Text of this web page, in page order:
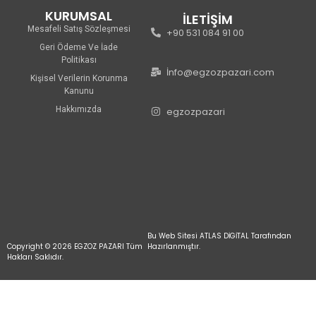
KURUMSAL
Mesafeli Satış Sözleşmesi
Geri Ödeme Ve İade
Politikası
Kişisel Verilerin Korunma
Kanunu
Hakkımızda
İLETİŞİM
+90 531 084 91 00
İnfo@egzozpazari.com
egzozpazari
Copyright © 2026 EGZOZ PAZARI Tüm
Hakları Saklıdır.
Bu Web Sitesi ATLAS DİGİTAL Tarafından
Hazırlanmıştır.